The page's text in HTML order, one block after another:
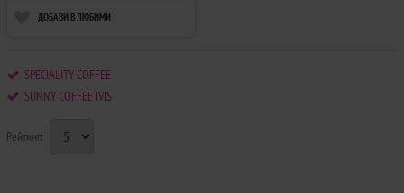
ДОБАВИ В ЛЮБИМИ
SPECIALITY COFFEE
SUNNY COFFEE IVIS
Рейтинг: